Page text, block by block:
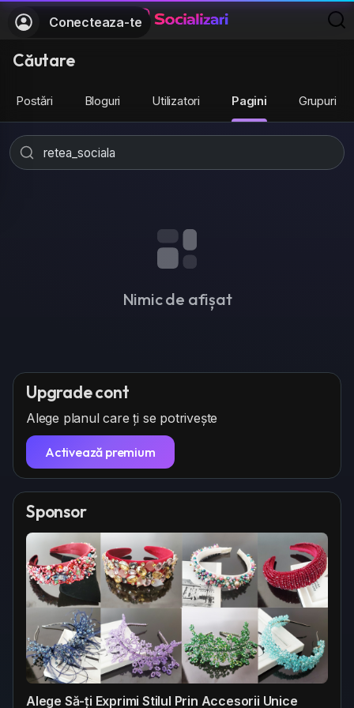
Conecteaza-te
Căutare
Postări Bloguri Utilizatori Pagini Grupuri
Nimic de afișat
Upgrade cont
Alege planul care ți se potrivește
Activează premium
Sponsor
Alege Să-ți Exprimi Stilul Prin Accesorii Unice